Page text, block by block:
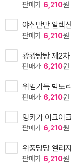
판매가 6,210원
야심만만 알렉
판매가 6,210원
쾅쾅탕탕 제2
판매가 6,210원
위엄가득 빅토
판매가 6,210원
잉카가 이크이
판매가 6,210원
위풍당당 엘리
판매가 6,210원